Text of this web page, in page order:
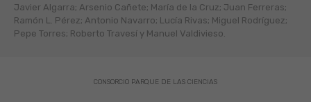
Javier Algarra; Arsenio Cañete; María de la Cruz; Juan Ferreras;
Ramón L. Pérez; Antonio Navarro; Lucía Rivas; Miguel Rodríguez;
Pepe Torres; Roberto Travesí y Manuel Valdivieso.
CONSORCIO PARQUE DE LAS CIENCIAS